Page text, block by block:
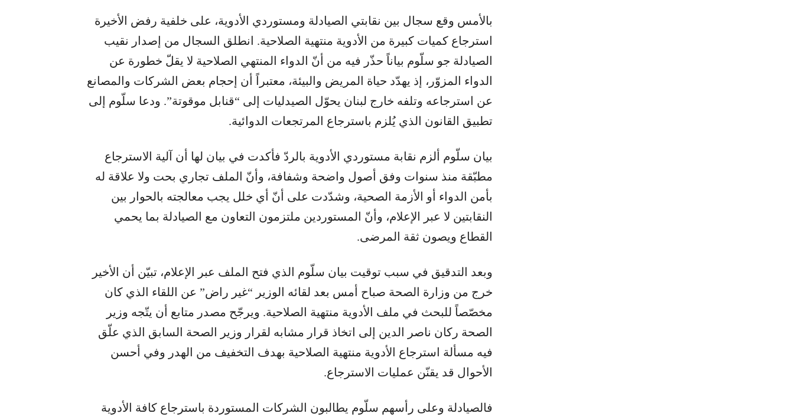
بالأمس وقع سجال بين نقابتي الصيادلة ومستوردي الأدوية، على خلفية رفض الأخيرة
استرجاع كميات كبيرة من الأدوية منتهية الصلاحية. انطلق السجال من إصدار نقيب
الصيادلة جو سلّوم بياناً حذّر فيه من أنّ الدواء المنتهي الصلاحية لا يقلّ خطورة عن
الدواء المزوّر، إذ يهدّد حياة المريض والبيئة، معتبراً أن إحجام بعض الشركات والمصانع
عن استرجاعه وتلفه خارج لبنان يحوّل الصيدليات إلى “قنابل موقوتة”. ودعا سلّوم إلى
تطبيق القانون الذي يُلزم باسترجاع المرتجعات الدوائية.
بيان سلّوم ألزم نقابة مستوردي الأدوية بالردّ فأكدت في بيان لها أن آلية الاسترجاع
مطبّقة منذ سنوات وفق أصول واضحة وشفافة، وأنّ الملف تجاري بحت ولا علاقة له
بأمن الدواء أو الأزمة الصحية، وشدّدت على أنّ أي خلل يجب معالجته بالحوار بين
النقابتين لا عبر الإعلام، وأنّ المستوردين ملتزمون التعاون مع الصيادلة بما يحمي
القطاع ويصون ثقة المرضى.
وبعد التدقيق في سبب توقيت بيان سلّوم الذي فتح الملف عبر الإعلام، تبيّن أن الأخير
خرج من وزارة الصحة صباح أمس بعد لقائه الوزير “غير راض” عن اللقاء الذي كان
مخصّصاً للبحث في ملف الأدوية منتهية الصلاحية. ويرجّح مصدر متابع أن يتّجه وزير
الصحة ركان ناصر الدين إلى اتخاذ قرار مشابه لقرار وزير الصحة السابق الذي علّق
فيه مسألة استرجاع الأدوية منتهية الصلاحية بهدف التخفيف من الهدر وفي أحسن
الأحوال قد يقنّن عمليات الاسترجاع.
فالصيادلة وعلى رأسهم سلّوم يطالبون الشركات المستوردة باسترجاع كافة الأدوية